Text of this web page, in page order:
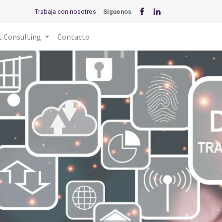
Trabaja con nosotros Síguenos
Consulting Contacto